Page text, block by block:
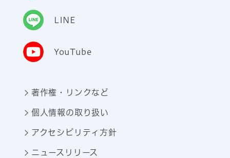
LINE
YouTube
著作権・リンクなど
個人情報の取り扱い
アクセシビリティ方針
ニュースリリース